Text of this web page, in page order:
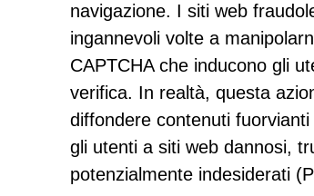
navigazione. I siti web
ingannevoli volte a
CAPTCHA che inducono gli
verifica. In realtà, questa
diffondere contenuti
gli utenti a siti web dannosi,
potenzialmente indesiderati